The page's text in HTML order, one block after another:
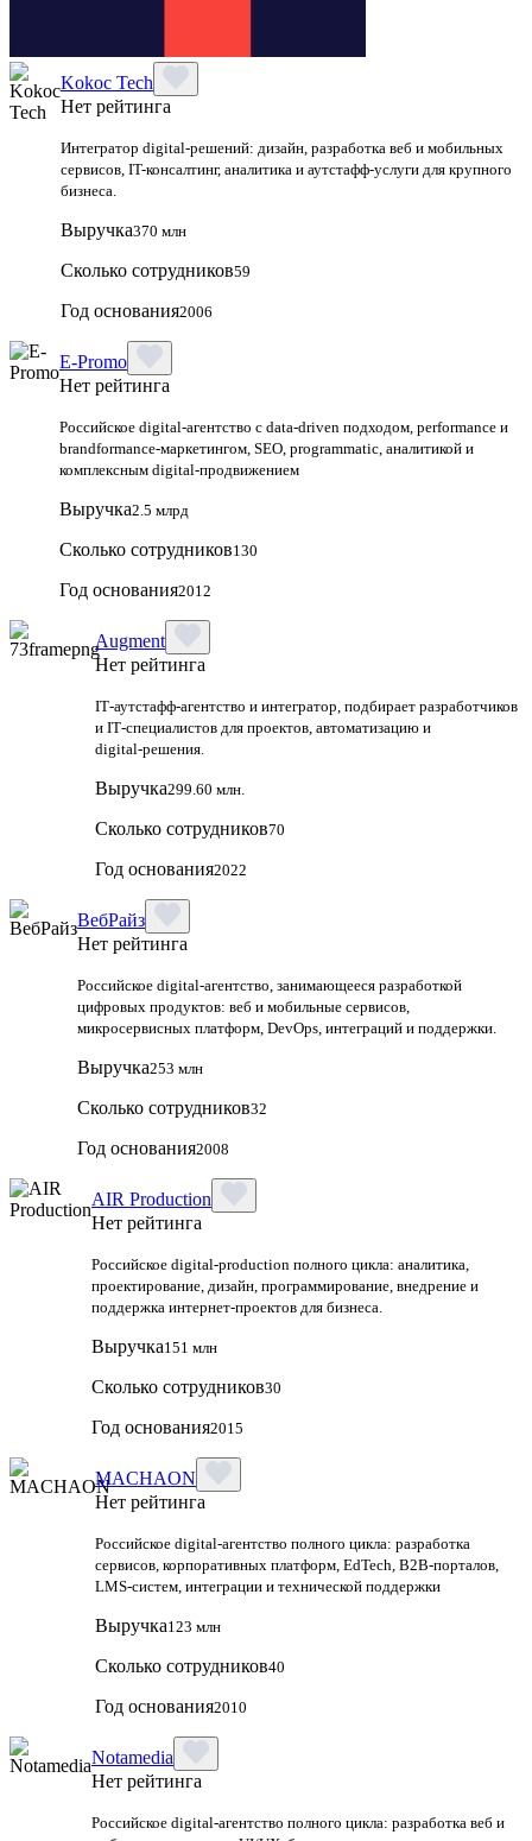
Kokoc Tech
Нет рейтинга
Интегратор digital-решений: дизайн, разработка веб и мобильных
сервисов, IT-консалтинг, аналитика и аутстафф-услуги для крупного
бизнеса.
Выручка370 млн
Сколько сотрудников59
Год основания2006
E-Promo
Нет рейтинга
Российское digital-агентство с data-driven подходом, performance и
brandformance-маркетингом, SEO, programmatic, аналитикой и
комплексным digital-продвижением
Выручка2.5 млрд
Сколько сотрудников130
Год основания2012
Augment
Нет рейтинга
IT‑аутстафф‑агентство и интегратор, подбирает разработчиков
и IT‑специалистов для проектов, автоматизацию и
digital‑решения.
Выручка299.60 млн.
Сколько сотрудников70
Год основания2022
ВебРайз
Нет рейтинга
Российское digital-агентство, занимающееся разработкой
цифровых продуктов: веб и мобильные сервисов,
микросервисных платформ, DevOps, интеграций и поддержки.
Выручка253 млн
Сколько сотрудников32
Год основания2008
AIR Production
Нет рейтинга
Российское digital-production полного цикла: аналитика,
проектирование, дизайн, программирование, внедрение и
поддержка интернет-проектов для бизнеса.
Выручка151 млн
Сколько сотрудников30
Год основания2015
MACHAON
Нет рейтинга
Российское digital‑агентство полного цикла: разработка
сервисов, корпоративных платформ, EdTech, B2B‑порталов,
LMS‑систем, интеграции и технической поддержки
Выручка123 млн
Сколько сотрудников40
Год основания2010
Notamedia
Нет рейтинга
Российское digital-агентство полного цикла: разработка веб и